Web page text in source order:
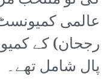
عالمی
رجحان) کے
پال شامل تھے۔